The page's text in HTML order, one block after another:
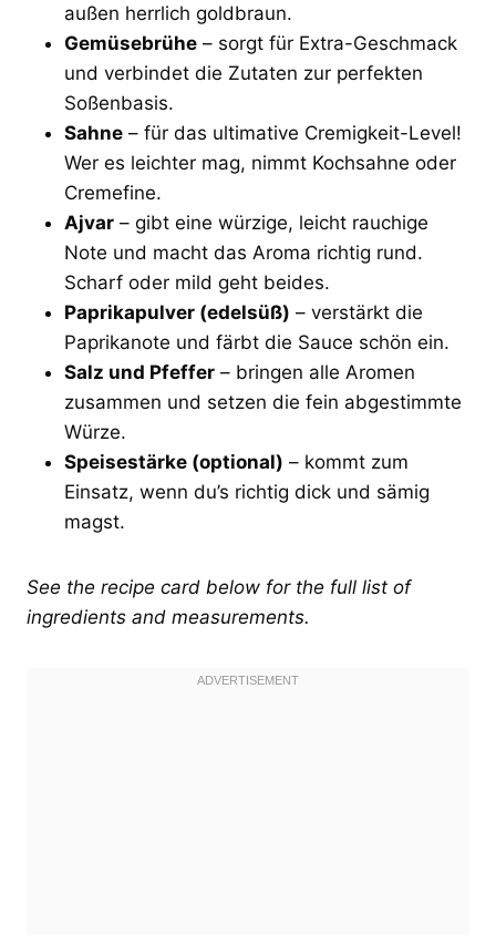
außen herrlich goldbraun.
Gemüsebrühe – sorgt für Extra-Geschmack
und verbindet die Zutaten zur perfekten
Soßenbasis.
Sahne – für das ultimative Cremigkeit-Level!
Wer es leichter mag, nimmt Kochsahne oder
Cremefine.
Ajvar – gibt eine würzige, leicht rauchige
Note und macht das Aroma richtig rund.
Scharf oder mild geht beides.
Paprikapulver (edelsüß) – verstärkt die
Paprikanote und färbt die Sauce schön ein.
Salz und Pfeffer – bringen alle Aromen
zusammen und setzen die fein abgestimmte
Würze.
Speisestärke (optional) – kommt zum
Einsatz, wenn du’s richtig dick und sämig
magst.
See the recipe card below for the full list of
ingredients and measurements.